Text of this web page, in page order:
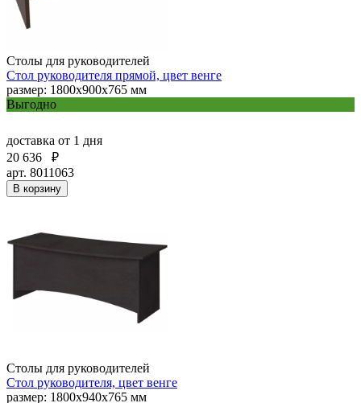
Столы для руководителей
Стол руководителя прямой, цвет венге
размер: 1800x900x765 мм
Выгодно
доставка от 1 дня
20 636
₽
арт. 8011063
В корзину
Столы для руководителей
Стол руководителя, цвет венге
размер: 1800х940х765 мм